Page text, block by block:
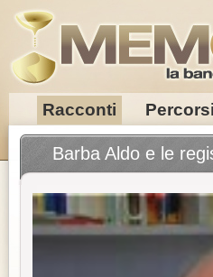
Racconti Percorsi
Barba Aldo e le